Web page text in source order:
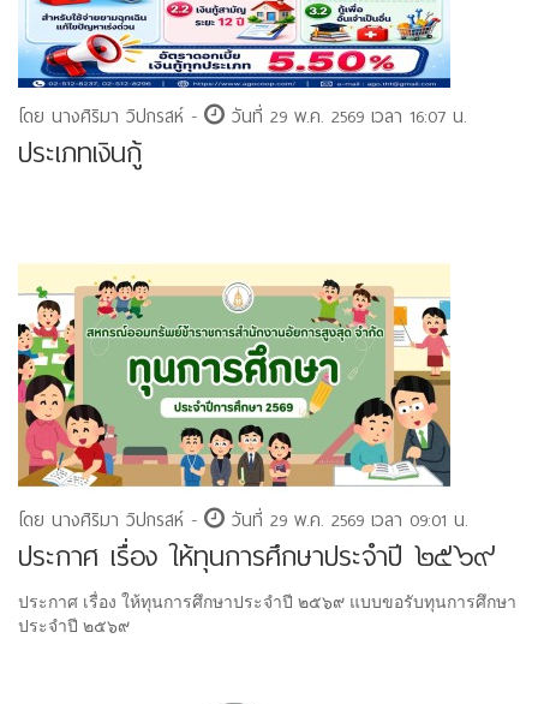
โดย นางศิริมา วิปกรสห์ - วันที่ 29 พ.ค. 2569 เวลา 16:07 น.
ประเภทเงินกู้
โดย นางศิริมา วิปกรสห์ - วันที่ 29 พ.ค. 2569 เวลา 09:01 น.
ประกาศ เรื่อง ให้ทุนการศึกษาประจำปี ๒๕๖๙
ประกาศ เรื่อง ให้ทุนการศึกษาประจำปี ๒๕๖๙ แบบขอรับทุนการศึกษา
ประจำปี ๒๕๖๙